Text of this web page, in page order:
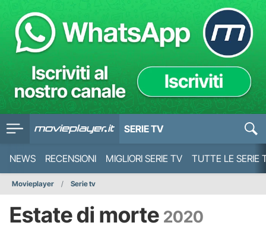
SERIE TV
NEWS RECENSIONI MIGLIORI SERIE TV TUTTE LE SERIE
Movieplayer Serie tv
Estate di morte 2020